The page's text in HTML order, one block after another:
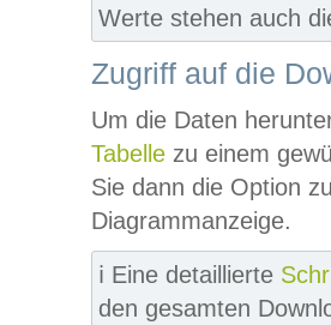
Werte stehen auch
Zugriff auf die
Um die Daten
Tabelle zu einem
Sie dann die Option
Diagrammanzeige.
ℹ️ Eine detaillierte
den gesamten